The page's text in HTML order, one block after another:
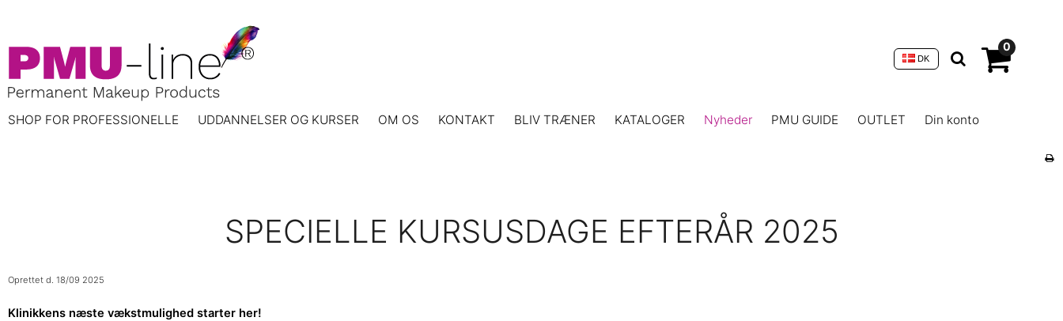
0
DK
SHOP FOR PROFESSIONELLE UDDANNELSER OG KURSER OM OS KONTAKT BLIV TRÆNER KATALOGER Nyheder PMU GUIDE OUTLET Din konto
SPECIELLE KURSUSDAGE EFTERÅR 2025
Oprettet d. 18/09 2025
Klinikkens næste vækstmulighed starter her!